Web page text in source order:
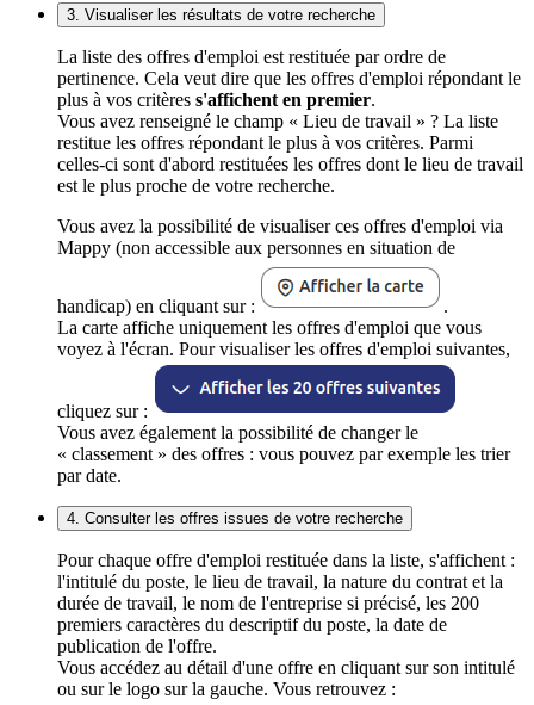
3. Visualiser les résultats de votre recherche
La liste des offres d'emploi est restituée par ordre de
pertinence. Cela veut dire que les offres d'emploi répondant le
plus à vos critères s'affichent en premier.
Vous avez renseigné le champ « Lieu de travail » ? La liste
restitue les offres répondant le plus à vos critères. Parmi
celles-ci sont d'abord restituées les offres dont le lieu de travail
est le plus proche de votre recherche.
Vous avez la possibilité de visualiser ces offres d'emploi via
Mappy (non accessible aux personnes en situation de
handicap) en cliquant sur :
.
La carte affiche uniquement les offres d'emploi que vous
voyez à l'écran. Pour visualiser les offres d'emploi suivantes,
cliquez sur :
Vous avez également la possibilité de changer le
« classement » des offres : vous pouvez par exemple les trier
par date.
4. Consulter les offres issues de votre recherche
Pour chaque offre d'emploi restituée dans la liste, s'affichent :
l'intitulé du poste, le lieu de travail, la nature du contrat et la
durée de travail, le nom de l'entreprise si précisé, les 200
premiers caractères du descriptif du poste, la date de
publication de l'offre.
Vous accédez au détail d'une offre en cliquant sur son intitulé
ou sur le logo sur la gauche. Vous retrouvez :